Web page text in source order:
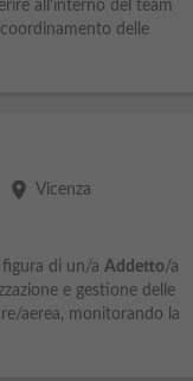
all'interno del team
delle
place Vicenza
di un/a Addetto/a
e gestione delle
aerea, monitorando la